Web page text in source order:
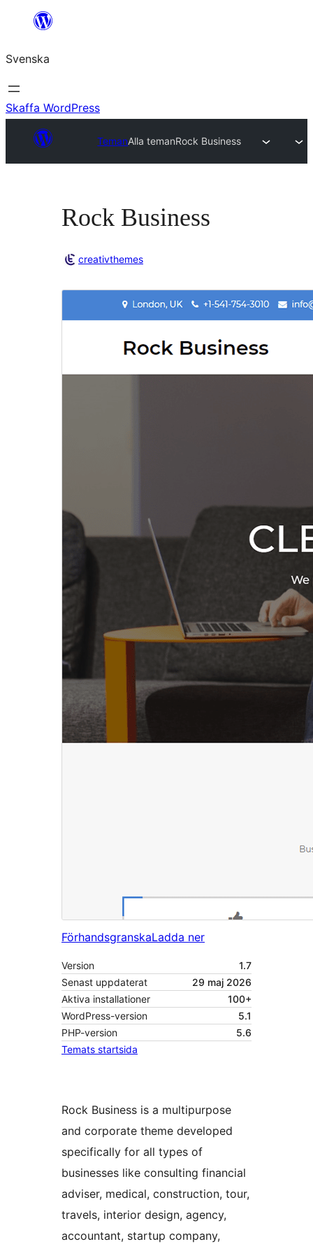
Hoppa
innehåll
Svenska
Skaffa WordPress
TemanAlla temanRock Business
Rock Business
creativthemes
FörhandsgranskaLadda ner
Version
1.7
Senast uppdaterat
29 maj 2026
Aktiva installationer
100+
WordPress-version
5.1
PHP-version
5.6
Temats startsida
Rock Business is a multipurpose
and corporate theme developed
specifically for all types of
businesses like consulting financial
adviser, medical, construction, tour,
travels, interior design, agency,
accountant, startup company,